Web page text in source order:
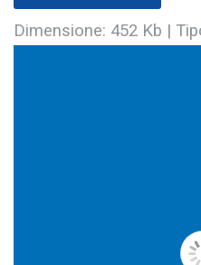
Dimensione: 452 Kb |